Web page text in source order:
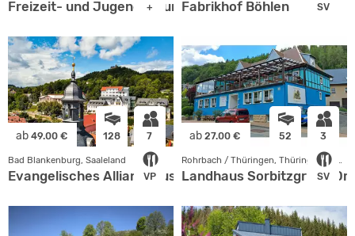
+
Freizeit- und Jugendbildungsstätte Unterhain SV
Fabrikhof Böhlen
ab 49.00 € 128 7
VP
Bad Blankenburg, Saaleland
Evangelisches Allianzhaus Bad Blankenburg gGmbH
ab 27.00 € 52 3
SV
Rohrbach / Thüringen, Thüringer Wald - Rhön
Landhaus Sorbitzgrund